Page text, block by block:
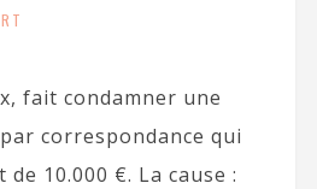
fait condamner une
correspondance qui
10.000 €. La cause :